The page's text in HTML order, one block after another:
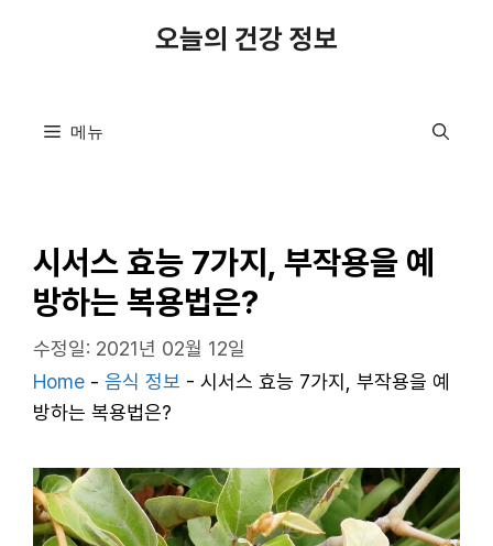
오늘의 건강 정보
메뉴
시서스 효능 7가지, 부작용을 예
방하는 복용법은?
수정일: 2021년 02월 12일
Home - 음식 정보 - 시서스 효능 7가지, 부작용을 예
방하는 복용법은?